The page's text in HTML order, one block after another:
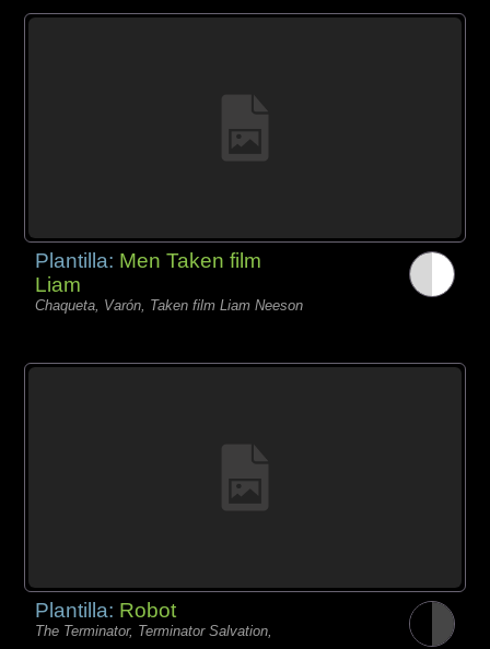
Plantilla: Men Taken film
Liam
Chaqueta, Varón, Taken film Liam Neeson
Plantilla: Robot
The Terminator, Terminator Salvation,